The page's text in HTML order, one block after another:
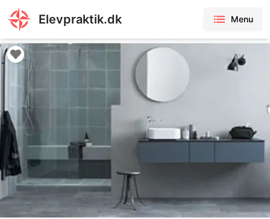
Elevpraktik.dk Menu